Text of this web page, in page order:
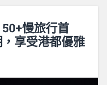
慢旅行首
享受港都優雅